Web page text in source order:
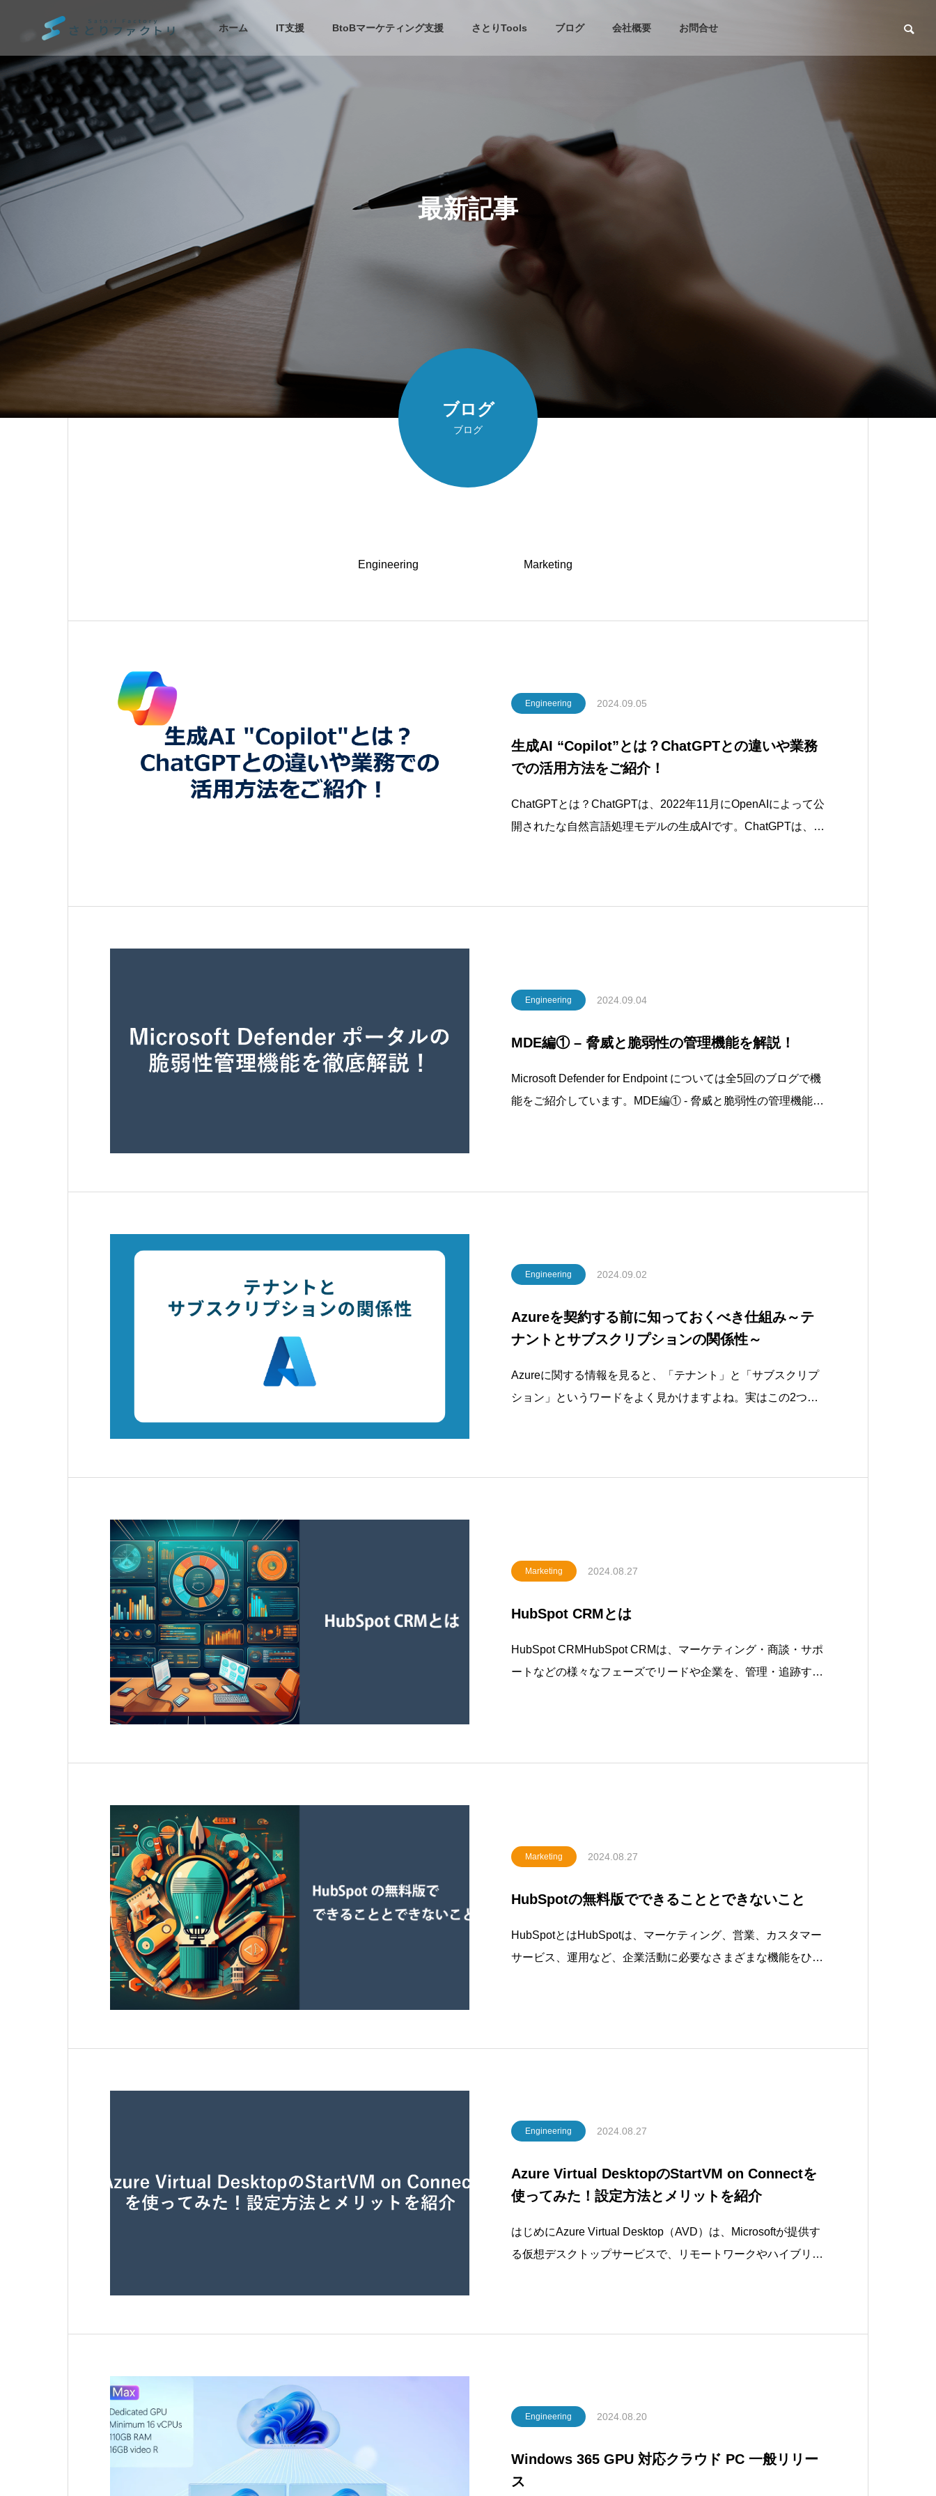
ホーム IT支援 BtoBマーケティング支援 さとりTools ブログ 会社概要 お問合せ
の移行で
データと確
Marketing
Marketoの動的コンテンツが想
定どおり表示されないときの
確認手順
Marketing
HubSpotのワークフローが同
じコンタクトに何度も実行さ
Marketo・HubSpotで使われ
ていないリストやワークフロ
ーを棚卸しする手順
最新記事
ブログ
ブログ
Engineering Marketing
Engineering 2024.09.05
生成AI “Copilot”とは？ChatGPTとの違いや業務
での活用方法をご紹介！
ChatGPTとは？ChatGPTは、2022年11月にOpenAIによって公
開されたな自然言語処理モデルの生成AIです。ChatGPTは、大
Engineering 2024.09.04
MDE編① – 脅威と脆弱性の管理機能を解説！
Microsoft Defender for Endpoint については全5回のブログで機
能をご紹介しています。MDE編① - 脅威と脆弱性の管理機能を
Engineering 2024.09.02
Azureを契約する前に知っておくべき仕組み～テ
ナントとサブスクリプションの関係性～
Azureに関する情報を見ると、「テナント」と「サブスクリプ
ション」というワードをよく見かけますよね。実はこの2つの
Marketing 2024.08.27
HubSpot CRMとは
HubSpot CRMHubSpot CRMは、マーケティング・商談・サポ
ートなどの様々なフェーズでリードや企業を、管理・追跡する
Marketing 2024.08.27
HubSpotの無料版でできることとできないこと
HubSpotとはHubSpotは、マーケティング、営業、カスタマー
サービス、運用など、企業活動に必要なさまざまな機能をひと
Engineering 2024.08.27
Azure Virtual DesktopのStartVM on Connectを
使ってみた！設定方法とメリットを紹介
はじめにAzure Virtual Desktop（AVD）は、Microsoftが提供す
る仮想デスクトップサービスで、リモートワークやハイブリッ
Engineering 2024.08.20
Windows 365 GPU 対応クラウド PC 一般リリー
ス